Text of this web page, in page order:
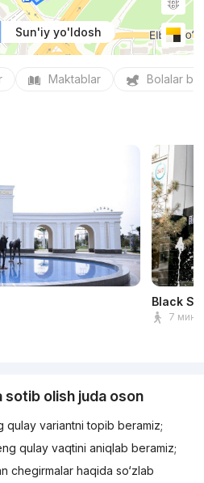
Sun'iy yo'ldosh
Maktablar Bolalar
Black
7 мин
olish juda oson
qulay variantni topib beramiz;
qulay vaqtini aniqlab beramiz;
chegirmalar haqida so‘zlab